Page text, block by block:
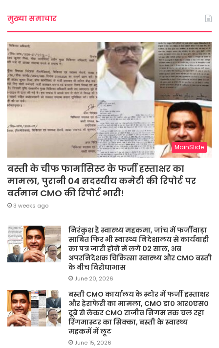
मुख्या समाचार
MainSlide
बस्ती के चीफ फार्मासिस्ट के फर्जी हस्ताक्षर का
मामला, पुरानी 04 सदस्यीय कमेटी की रिपोर्ट पर
वर्तमान CMO की रिपोर्ट भारी!
3 weeks ago
निरंकुश है स्वास्थ्य महकमा, जांच में फर्जीवाड़ा
साबित फिर भी स्वास्थ्य निदेशालय से कार्यवाही
का पत्र जारी होने में लगे 02 साल, अब
अपरनिदेशक चिकित्सा स्वास्थ्य और CMO बस्ती
के बीच विरोधाभास
June 20, 2026
बस्ती CMO कार्यालय के स्टोर में फर्जी हस्ताक्षर
और हेराफेरी का मामला, CMO डा० आर०एस०
दूबे से लेकर CMO राजीव निगम तक चल रहा
रिंगमास्टर का सिक्का, बस्ती के स्वास्थ्य
महकमें में लूट
June 15, 2026